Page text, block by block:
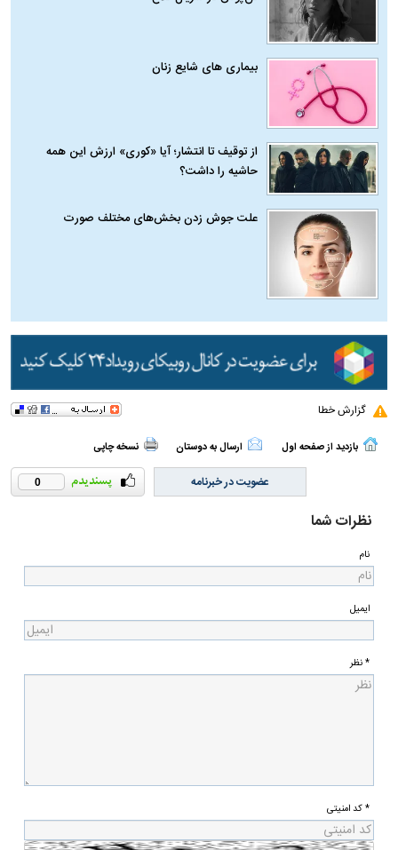
بیماری‌ های شایع زنان
از توقیف تا انتشار؛ آیا «کوری» ارزش این همه
حاشیه را داشت؟
علت جوش زدن بخش‌های مختلف صورت
گزارش خطا
بازدید از صفحه اول ارسال به دوستان نسخه چاپی
0 عضویت در خبرنامه
نظرات شما
نام
ایمیل
* نظر
* کد امنیتی